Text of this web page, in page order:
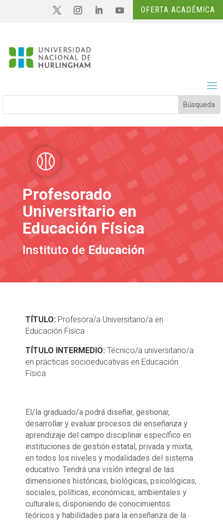
OFERTA ACADÉMICA
Profesorado
Universitario en
Educación Física
Instituto de Educación
TÍTULO: Profesora/a Universitario/a en
Educación Física
TÍTULO INTERMEDIO: Técnico/a universitario/a
en prácticas socioeducativas en Educación
Física
El/la graduado/a podrá diseñar, gestionar,
desarrollar y evaluar procesos de enseñanza y
aprendizaje del campo disciplinar específico en
instituciones de gestión estatal, privada y mixta,
en todos los niveles y modalidades del sistema
educativo. Tendrá una visión integral de las
dimensiones históricas, biológicas, psicológicas,
sociales, políticas, económicas, ambientales y
culturales, disponiendo de conocimientos
teóricos y habilidades para la enseñanza de la